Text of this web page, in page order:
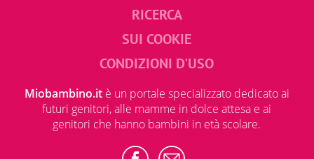
RICERCA
SUI COOKIE
CONDIZIONI D'USO
Miobambino.itè un portale specializzato dedicato ai
futuri genitori, alle mamme in dolce attesa e ai
genitori che hanno bambini in età scolare.